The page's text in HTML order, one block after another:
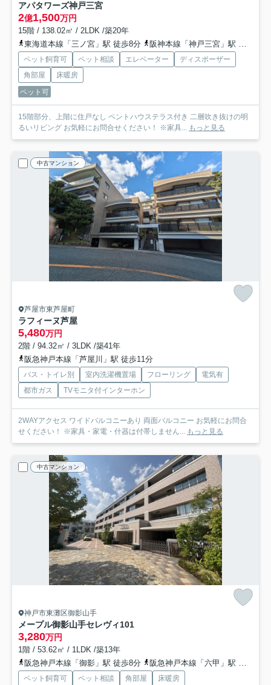
アパタワーズ神戸三宮
2億1,500万円
15階 / 138.02㎡ / 2LDK /築20年
東海道本線「三ノ宮」駅 徒歩8分
阪神本線「神戸三宮」駅 徒歩7分
ペット飼育可 ペット相談 エレベーター
ディスポーザー
角部屋
床暖房
ペット可
15階部分、上階に住戸なし ペントハウステラス付き 二層吹き抜けの明
るいリビング お気軽にお問合せください！ ※家具... もっと見る
中古マンション
芦屋市東芦屋町
ラフィーヌ芦屋
5,480万円
2階 / 94.32㎡ / 3LDK /築41年
阪急神戸本線「芦屋川」駅 徒歩11分
バス・トイレ別 室内洗濯機置場 フローリング
電気有
都市ガス
TVモニタ付インターホン
2WAYアクセス ワイドバルコニーあり 両面バルコニー お気軽にお問合
せください！ ※家具・家電・什器は付帯しません... もっと見る
中古マンション
神戸市東灘区御影山手
メープル御影山手セレヴィ101
3,280万円
1階 / 53.62㎡ / 1LDK /築13年
阪急神戸本線「御影」駅 徒歩8分
阪急神戸本線「六甲」駅 徒歩18分
ペット飼育可 ペット相談 角部屋 床暖房